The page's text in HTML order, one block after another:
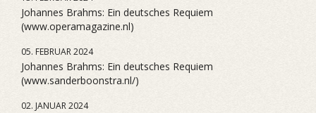
Johannes Brahms: Ein deutsches Requiem
(www.operamagazine.nl)
05. FEBRUAR 2024
Johannes Brahms: Ein deutsches Requiem
(www.sanderboonstra.nl/)
02. JANUAR 2024